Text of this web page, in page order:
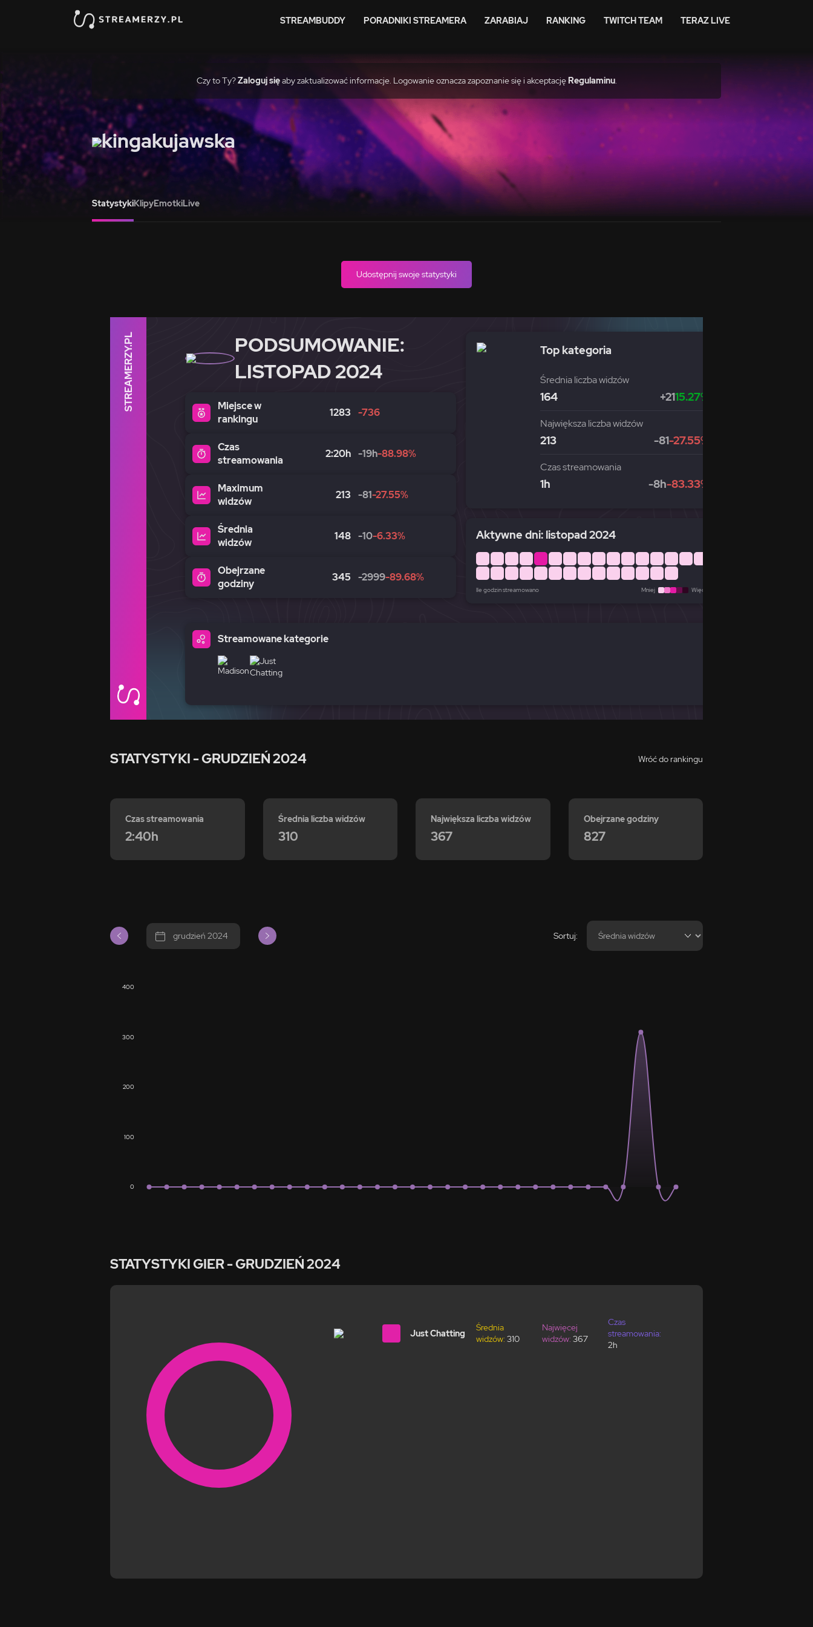
STREAMBUDDY PORADNIKI STREAMERA ZARABIAJ RANKING TWITCH TEAM TERAZ LIVE
Czy to Ty?Zaloguj sięaby zaktualizować informacje. Logowanie oznacza zapoznanie się i akceptacjęRegulaminu.
kingakujawska
StatystykiKlipyEmotkiLive
Udostępnij swoje statystyki
STREAMERZY.PL
PODSUMOWANIE:
LISTOPAD 2024
Miejsce w
rankingu
1283 -736
Czas
streamowania
2:20h -19h-88.98%
Maximum
widzów
213 -81-27.55%
Średnia
widzów
148 -10-6.33%
Obejrzane
godziny
345 -2999-89.68%
Top kategoria
Średnia liczba widzów
164 +2115.27%
Największa liczba widzów
213 -81-27.55%
Czas streamowania
1h -8h-83.33%
Aktywne dni: listopad 2024
Ile godzin streamowano Mniej Więcej
Streamowane kategorie
STATYSTYKI - GRUDZIEŃ 2024 Wróć do rankingu
Czas streamowania
2:40h
Średnia liczba widzów
310
Największa liczba widzów
367
Obejrzane godziny
827
grudzień 2024 Sortuj:
0
100
200
300
400
STATYSTYKI GIER- GRUDZIEŃ 2024
Just Chatting
Średnia
widzów: 310
Najwięcej
widzów: 367
Czas
streamowania:
2h